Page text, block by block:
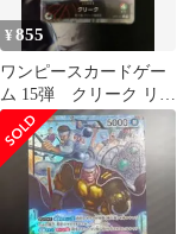
¥855
ワンピースカードゲー
ム 15弾 クリーク リー
ダーパラレル